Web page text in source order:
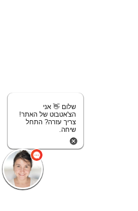
שלום 👋 אני
הצ'אטבוט של האתר!
צריך עזרה? התחל
שיחה.